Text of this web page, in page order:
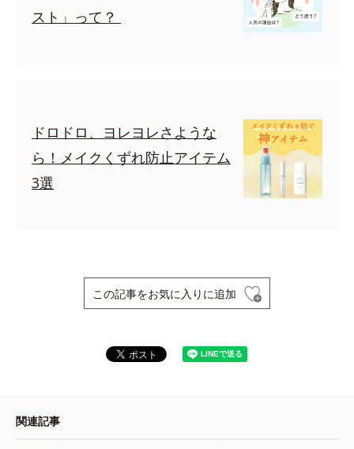
スト」って？
ドロドロ、ヨレヨレさような
ら！メイクくずれ防止アイテム
3選
この記事をお気に入りに追加
関連記事